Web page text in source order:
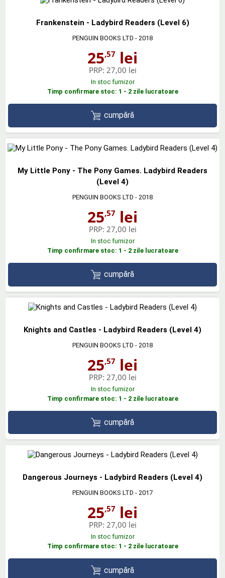
Frankenstein - Ladybird Readers (Level 6)
PENGUIN BOOKS LTD - 2018
25,57 lei
PRP: 27,00 lei
In stoc furnizor
Timp confirmare stoc: 1 - 2 zile lucratoare
cumpără
My Little Pony - The Pony Games. Ladybird Readers
(Level 4)
PENGUIN BOOKS LTD - 2018
25,57 lei
PRP: 27,00 lei
In stoc furnizor
Timp confirmare stoc: 1 - 2 zile lucratoare
cumpără
Knights and Castles - Ladybird Readers (Level 4)
PENGUIN BOOKS LTD - 2018
25,57 lei
PRP: 27,00 lei
In stoc furnizor
Timp confirmare stoc: 1 - 2 zile lucratoare
cumpără
Dangerous Journeys - Ladybird Readers (Level 4)
PENGUIN BOOKS LTD - 2017
25,57 lei
PRP: 27,00 lei
In stoc furnizor
Timp confirmare stoc: 1 - 2 zile lucratoare
cumpără